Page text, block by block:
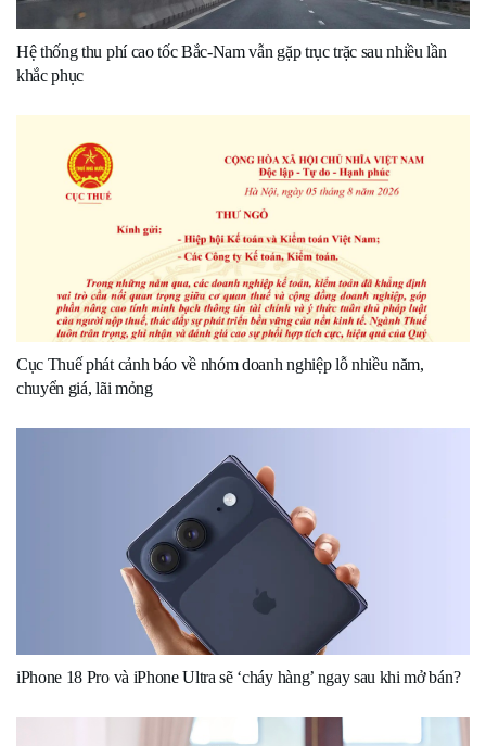
Hệ thống thu phí cao tốc Bắc-Nam vẫn gặp trục trặc sau nhiều lần
khắc phục
Cục Thuế phát cảnh báo về nhóm doanh nghiệp lỗ nhiều năm,
chuyển giá, lãi mỏng
iPhone 18 Pro và iPhone Ultra sẽ ‘cháy hàng’ ngay sau khi mở bán?